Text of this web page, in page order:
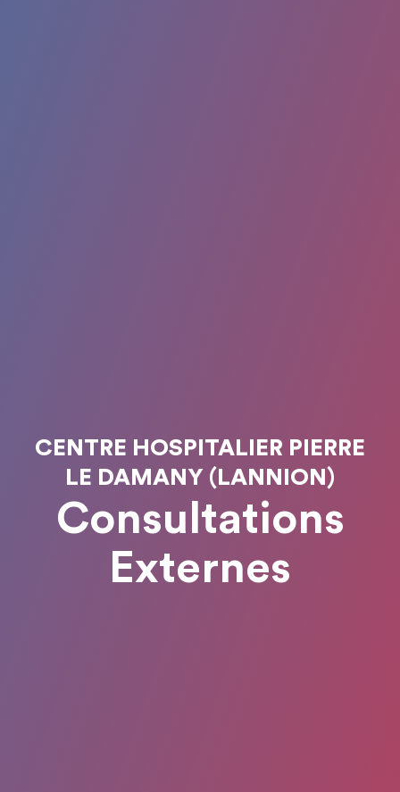
CENTRE HOSPITALIER PIERRE
LE DAMANY (LANNION)
Consultations
Externes